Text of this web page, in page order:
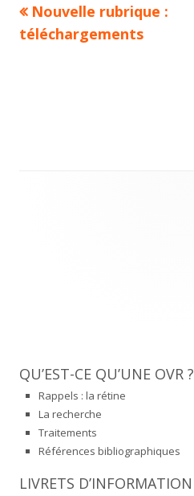
Navigation
Previous
article:
Nouvelle rubrique :
téléchargements
QU’EST-CE QU’UNE OVR ?
Rappels : la rétine
La recherche
Traitements
Références bibliographiques
LIVRETS D’INFORMATION